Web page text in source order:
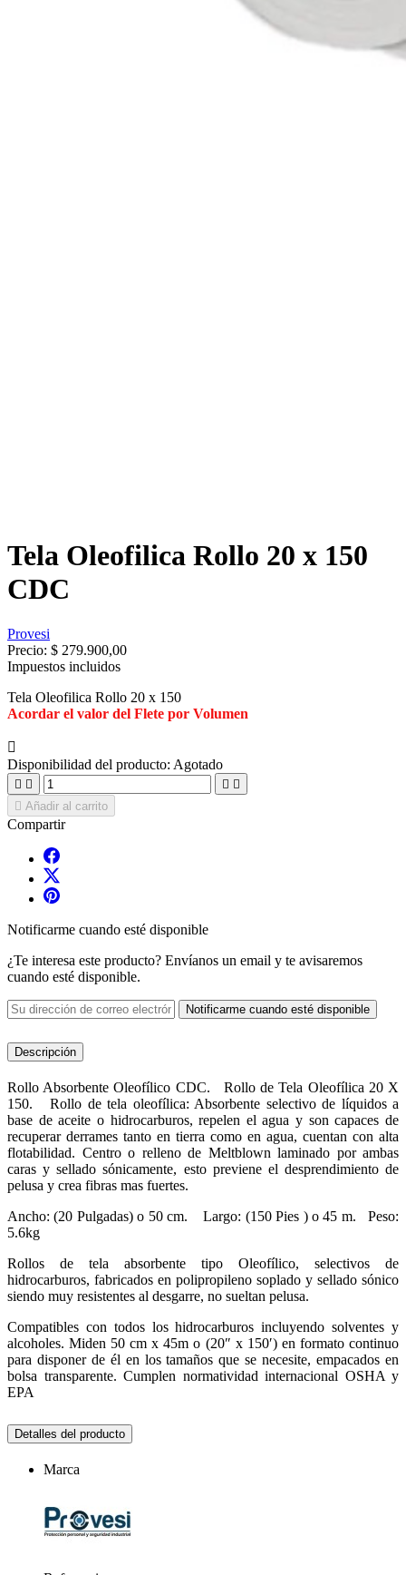
Tela Oleofilica Rollo 20 x 150
CDC
Provesi
Precio: $ 279.900,00
Impuestos incluidos
Tela Oleofilica Rollo 20 x 150
Acordar el valor del Flete por Volumen

Disponibilidad del producto: Agotado
   
 Añadir al carrito
Compartir
Notificarme cuando esté disponible
¿Te interesa este producto? Envíanos un email y te avisaremos
cuando esté disponible.
Notificarme cuando esté disponible
Descripción
Rollo Absorbente Oleofílico CDC. Rollo de Tela Oleofílica 20 X
150. Rollo de tela oleofílica: Absorbente selectivo de líquidos a
base de aceite o hidrocarburos, repelen el agua y son capaces de
recuperar derrames tanto en tierra como en agua, cuentan con alta
flotabilidad. Centro o relleno de Meltblown laminado por ambas
caras y sellado sónicamente, esto previene el desprendimiento de
pelusa y crea fibras mas fuertes.
Ancho: (20 Pulgadas) o 50 cm. Largo: (150 Pies ) o 45 m. Peso:
5.6kg
Rollos de tela absorbente tipo Oleofílico, selectivos de
hidrocarburos, fabricados en polipropileno soplado y sellado sónico
siendo muy resistentes al desgarre, no sueltan pelusa.
Compatibles con todos los hidrocarburos incluyendo solventes y
alcoholes. Miden 50 cm x 45m o (20″ x 150′) en formato continuo
para disponer de él en los tamaños que se necesite, empacados en
bolsa transparente. Cumplen normatividad internacional OSHA y
EPA
Detalles del producto
Marca